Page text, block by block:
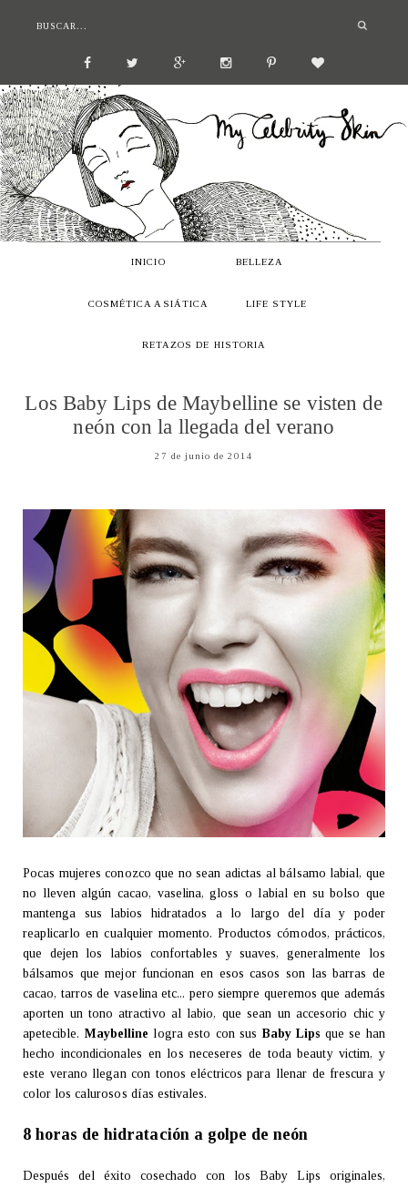
INICIO BELLEZA
COSMÉTICA ASIÁTICA LIFE STYLE
RETAZOS DE HISTORIA
Los Baby Lips de Maybelline se visten de
neón con la llegada del verano
27 de junio de 2014
Pocas mujeres conozco que no sean adictas al bálsamo labial, que
no lleven algún cacao, vaselina, gloss o labial en su bolso que
mantenga sus labios hidratados a lo largo del día y poder
reaplicarlo en cualquier momento. Productos cómodos, prácticos,
que dejen los labios confortables y suaves, generalmente los
bálsamos que mejor funcionan en esos casos son las barras de
cacao, tarros de vaselina etc... pero siempre queremos que además
aporten un tono atractivo al labio, que sean un accesorio chic y
apetecible. Maybelline logra esto con susBaby Lips que se han
hecho incondicionales en los neceseres de toda beauty victim, y
este verano llegan con tonos eléctricos para llenar de frescura y
color los calurosos días estivales.
8 horas de hidratación a golpe de neón
Después del éxito cosechado con los Baby Lips originales,